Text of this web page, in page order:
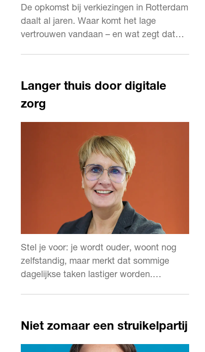
De opkomst bij verkiezingen in Rotterdam
daalt al jaren. Waar komt het lage
vertrouwen vandaan – en wat zegt dat
Langer thuis door digitale
zorg
Stel je voor: je wordt ouder, woont nog
zelfstandig, maar merkt dat sommige
dagelijkse taken lastiger worden.
worden van zorg aan huis.
Niet zomaar een struikelpartij